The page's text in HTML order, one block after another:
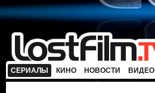
СЕРИАЛЫ КИНО НОВОСТИ ВИДЕО